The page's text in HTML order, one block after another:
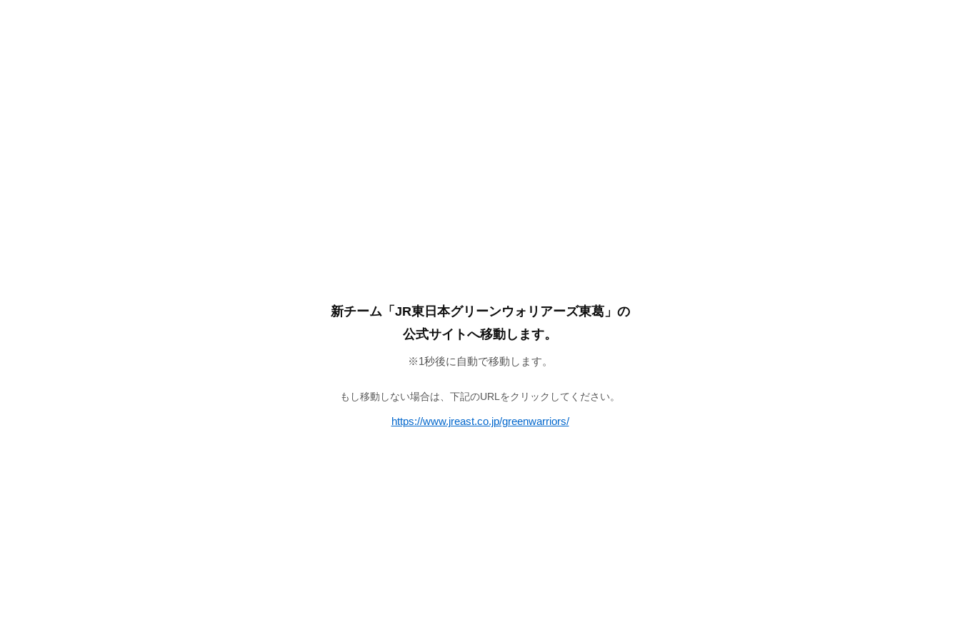
新チーム「JR東日本グリーンウォリアーズ東葛」の
公式サイトへ移動します。
※1秒後に自動で移動します。
もし移動しない場合は、下記のURLをクリックしてください。
https://www.jreast.co.jp/greenwarriors/